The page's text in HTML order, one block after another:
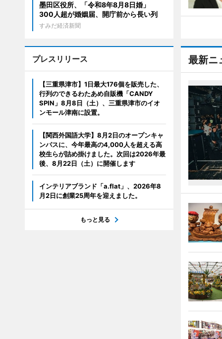
最新ニ
墨田区役所、「令和8年8月8日婚」
300人超が婚姻届、開庁前から長い列
すみだ経済新聞
プレスリリース
【三重県津市】1日最大176個を販売した、
行列のできるわたあめ自販機「CANDY
SPIN」8月8日（土）、三重県津市のイオ
ンモール津南に設置。
【関西外国語大学】8月2日のオープンキャ
ンパスに、今年最高の4,000人を超える高
校生らが詰め掛けました。次回は2026年最
後、8月22日（土）に開催します
インテリアブランド「a.flat」、2026年8
月2日に創業25周年を迎えました。
もっと見る